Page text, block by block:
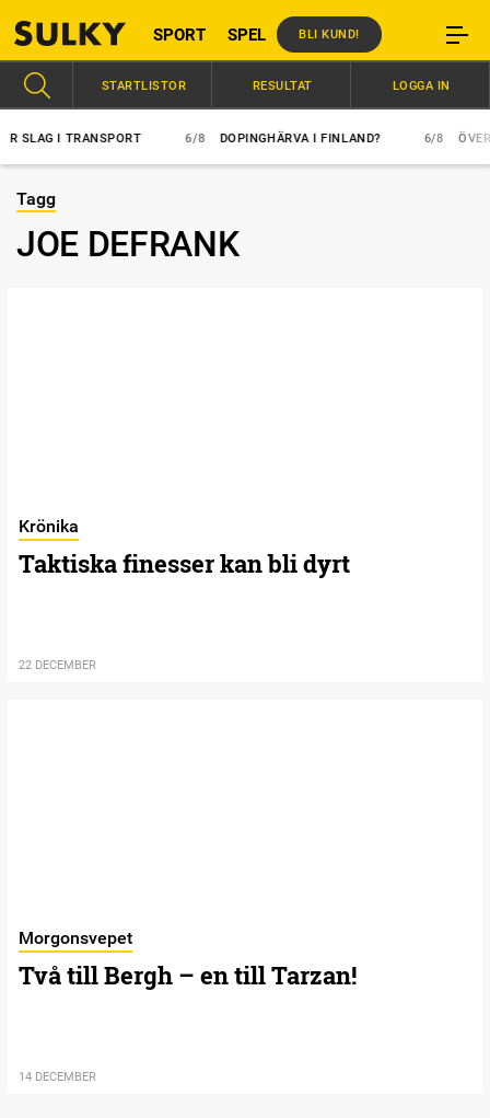
SPORT SPEL BLI KUND!
I TRANSPORT DOPINGHÄRVA I FINLAND?
STARTLISTOR RESULTAT LOGGA IN
Tagg
JOE DEFRANK
Krönika
Taktiska finesser kan bli dyrt
22 DECEMBER
Morgonsvepet
Två till Bergh – en till Tarzan!
14 DECEMBER